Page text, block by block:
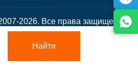
2026. Все права защищены.
Найти